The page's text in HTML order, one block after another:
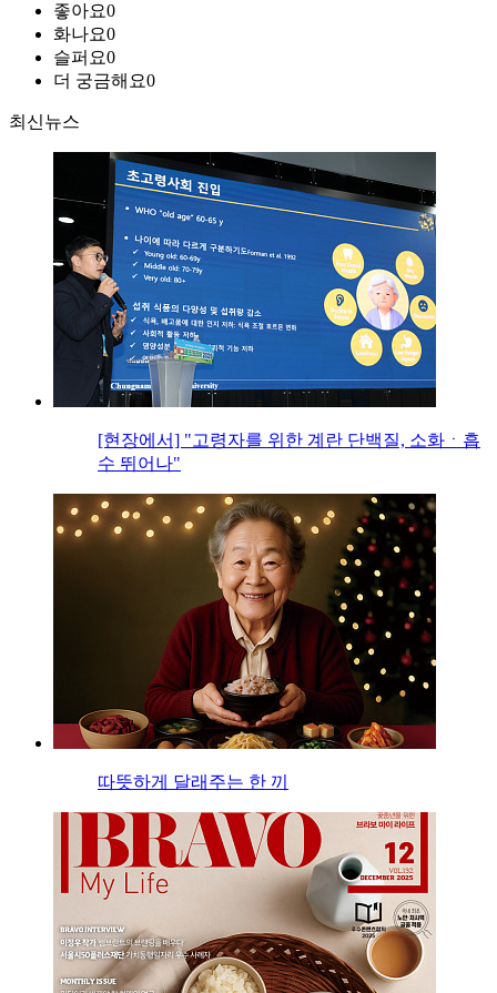
좋아요0
화나요0
슬퍼요0
더 궁금해요0
최신뉴스
[현장에서] "고령자를 위한 계란 단백질, 소화ㆍ흡
수 뛰어나"
따뜻하게 달래주는 한 끼